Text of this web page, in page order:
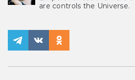
are controls the Universe.